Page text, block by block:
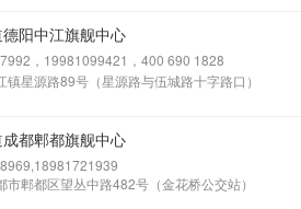
阳中江旗舰中心
，19981099421，400 690 1828
镇星源路89号（星源路与伍城路十字路口）
都郫都旗舰中心
市郫都区望丛中路482号（金花桥公交站）